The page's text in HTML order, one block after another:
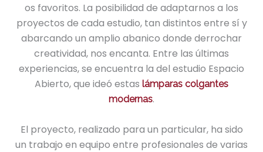
os favoritos. La posibilidad de adaptarnos a los
proyectos de cada estudio, tan distintos entre sí y
abarcando un amplio abanico donde derrochar
creatividad, nos encanta. Entre las últimas
experiencias, se encuentra la del estudio Espacio
Abierto, que ideó estas lámparas colgantes
modernas.
El proyecto, realizado para un particular, ha sido
un trabajo en equipo entre profesionales de varias